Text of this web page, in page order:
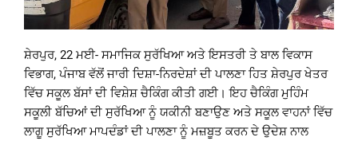
ਸ਼ੇਰਪੁਰ, 22 ਮਈ- ਸਮਾਜਿਕ ਸੁਰੱਖਿਆ ਅਤੇ ਇਸਤਰੀ ਤੇ ਬਾਲ ਵਿਕਾਸ
ਵਿਭਾਗ, ਪੰਜਾਬ ਵੱਲੋਂ ਜਾਰੀ ਦਿਸ਼ਾ-ਨਿਰਦੇਸ਼ਾਂ ਦੀ ਪਾਲਣਾ ਹਿਤ ਸ਼ੇਰਪੁਰ ਖੇਤਰ
ਵਿੱਚ ਸਕੂਲ ਬੱਸਾਂ ਦੀ ਵਿਸ਼ੇਸ਼ ਚੈਕਿੰਗ ਕੀਤੀ ਗਈ। ਇਹ ਚੈਕਿੰਗ ਮੁਹਿੰਮ
ਸਕੂਲੀ ਬੱਚਿਆਂ ਦੀ ਸੁਰੱਖਿਆ ਨੂੰ ਯਕੀਨੀ ਬਣਾਉਣ ਅਤੇ ਸਕੂਲ ਵਾਹਨਾਂ ਵਿੱਚ
ਲਾਗੂ ਸੁਰੱਖਿਆ ਮਾਪਦੰਡਾਂ ਦੀ ਪਾਲਣਾ ਨੂੰ ਮਜ਼ਬੂਤ ਕਰਨ ਦੇ ਉਦੇਸ਼ ਨਾਲ